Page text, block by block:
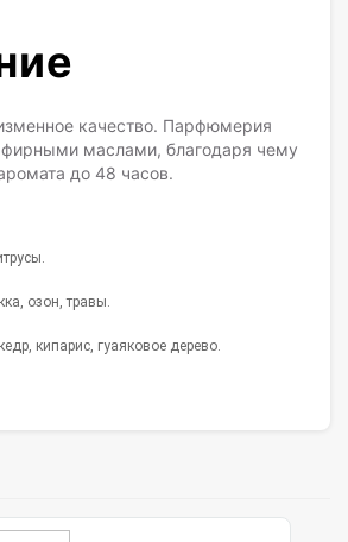
качество. Парфюмерия
маслами, благодаря чему
до 48 часов.
озон, травы.
кедр, кипарис, гуаяковое дерево.